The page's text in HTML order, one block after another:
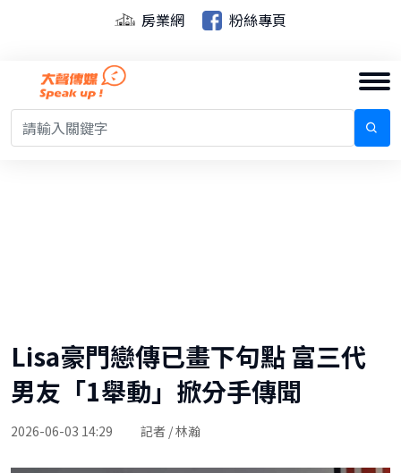
房業網 粉絲專頁
Lisa豪門戀傳已畫下句點 富三代
男友「1舉動」掀分手傳聞
2026-06-03 14:29 記者 / 林瀚